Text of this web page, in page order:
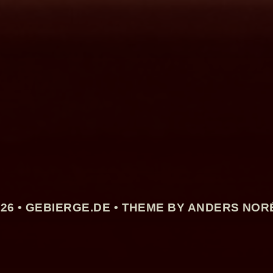
• GEBIERGE.DE • THEME BY ANDERS